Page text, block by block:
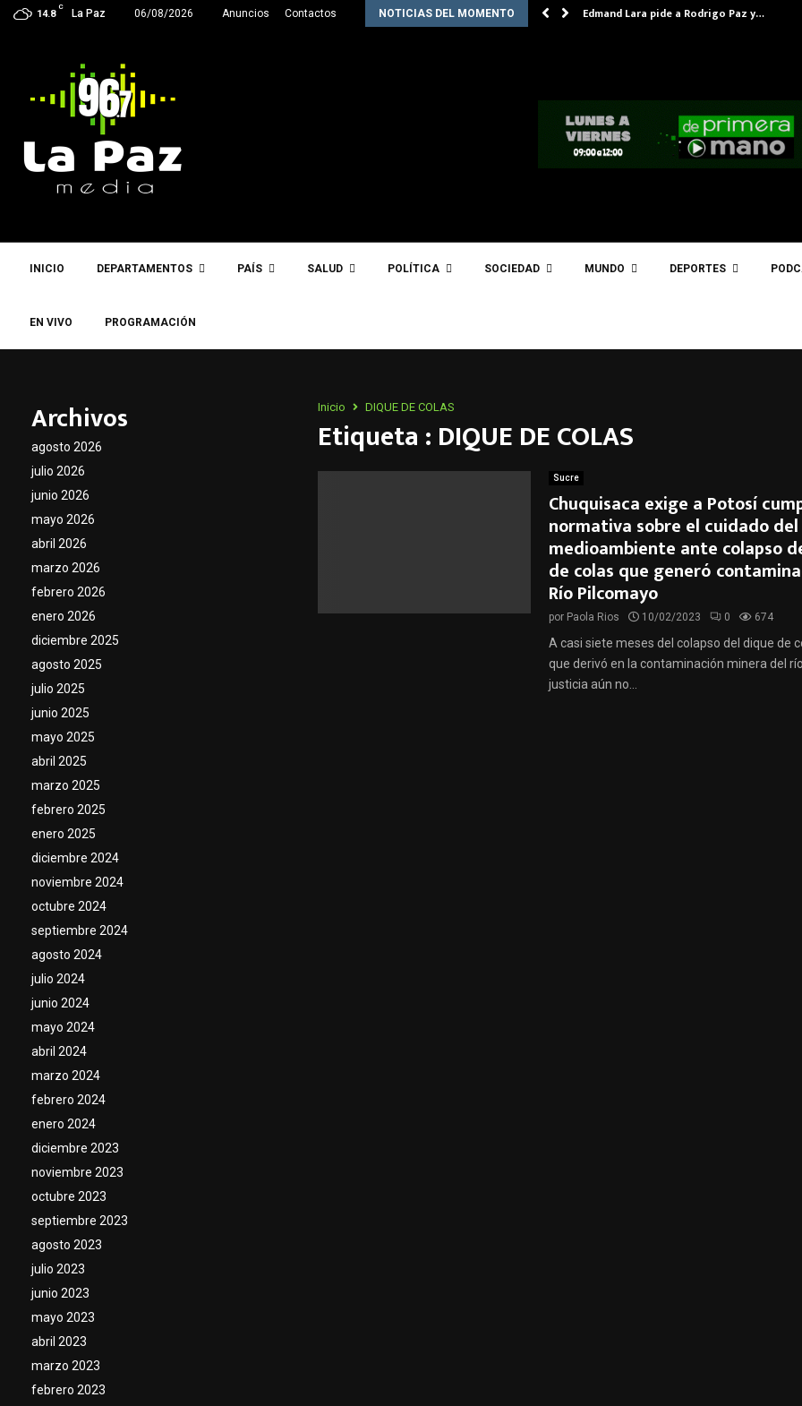
14.8
C
La Paz 06/08/2026 Anuncios Contactos NOTICIAS DEL MOMENTO
La próxima semana, Paz enviará a la… Edmand Lara pide a Rodrigo Paz y…
INICIO DEPARTAMENTOS PAÍS SALUD POLÍTICA SOCIEDAD MUNDO DEPORTES
EN VIVO PROGRAMACIÓN
Inicio DIQUE DE COLAS
Etiqueta : DIQUE DE COLAS
Sucre
Chuquisaca exige a Potosí
normativa sobre el cuidado del
medioambiente ante colapso
de colas que generó
Río Pilcomayo
por Paola Rios 10/02/2023 0 674
A casi siete meses del colapso del dique de
que derivó en la contaminación minera del
justicia aún no...
Archivos
agosto 2026
julio 2026
junio 2026
mayo 2026
abril 2026
marzo 2026
febrero 2026
enero 2026
diciembre 2025
agosto 2025
julio 2025
junio 2025
mayo 2025
abril 2025
marzo 2025
febrero 2025
enero 2025
diciembre 2024
noviembre 2024
octubre 2024
septiembre 2024
agosto 2024
julio 2024
junio 2024
mayo 2024
abril 2024
marzo 2024
febrero 2024
enero 2024
diciembre 2023
noviembre 2023
octubre 2023
septiembre 2023
agosto 2023
julio 2023
junio 2023
mayo 2023
abril 2023
marzo 2023
febrero 2023